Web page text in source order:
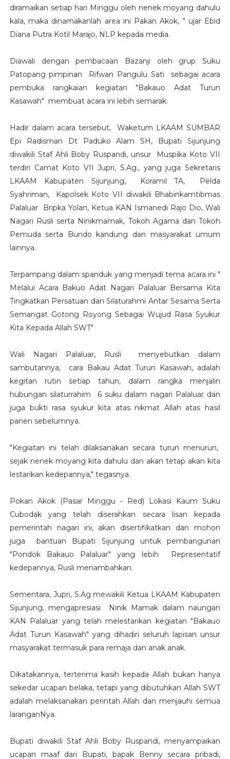
diramaikan setiap hari Minggu oleh nenek moyang dahulu
kala, maka dinamakanlah area ini Pakan Akok, " ujar Ebid
Diana Putra Kotil Marajo, NLP kepada media.
Diawali dengan pembacaan Bazanji oleh grup Suku
Patopang pimpinan Rifwan Pangulu Sati sebagai acara
pembuka rangkaian kegiatan "Bakauo Adat Turun
Kasawah" membuat acara ini lebih semarak.
Hadir dalam acara tersebut, Waketum LKAAM SUMBAR
Epi Radisman Dt Paduko Alam SH, Bupati Sijunjung
diwakili Staf Ahli Boby Ruspandi, unsur Muspika Koto VII
terdiri Camat Koto VII Jupri, S.Ag., yang juga Sekretaris
LKAAM Kabupaten Sijunjung, Koramil TA, Pelda
Syahriman, Kapolsek Koto VII diwakili Bhabinkamtibmas
Palaluar Bripka Yolan, Ketua KAN Ismanedi Rajo Dio, Wali
Nagari Rusli serta Ninikmamak, Tokoh Agama dan Tokoh
Pemuda serta Bundo kandung dan masyarakat umum
lainnya.
Terpampang dalam spanduk yang menjadi tema acara ini "
Melalui Acara Bakuo Adat Nagari Palaluar Bersama Kita
Tingkatkan Persatuan dan Silaturahmi Antar Sesama Serta
Semangat Gotong Royong Sebagai Wujud Rasa Syukur
Kita Kepada Allah SWT"
Wali Nagari Palaluar, Rusli menyebutkan dalam
sambutannya, cara Bakau Adat Turun Kasawah, adalah
kegitan rutin setiap tahun, dalam rangka menjalin
hubungan silaturrahim 6 suku dalam nagari Palaluar dan
juga bukti rasa syukur kita atas nikmat Allah atas hasil
panen sebelumnya.
"Kegiatan ini telah dilaksanakan secara turun menurun,
sejak nenek moyang kita dahulu dan akan tetap akan kita
lestarikan kedepannya," tegasnya.
Pokan Akok (Pasar Minggu - Red) Lokasi Kaum Suku
Cubodak yang telah diserahkan secara lisan kepada
pemerintah nagari ini, akan disertifikatkan dan mohon
juga bantuan Bupati Sijunjung untuk pembangunan
"Pondok Bakauo Palaluar" yang lebih Representatif
kedepannya, Rusli menambahkan.
Sementara, Jupri, S.Ag mewakili Ketua LKAAM Kabupaten
Sijunjung, mengapresiasi Ninik Mamak dalam naungan
KAN Palaluar yang telah melestarikan kegiatan "Bakauo
Adat Turun Kasawah" yang dihadiri seluruh lapisan unsur
masyarakat termasuk para remaja dan anak anak.
Dikatakannya, terterima kasih kepada Allah bukan hanya
sekedar ucapan belaka, tetapi yang dibutuhkan Allah SWT
adalah melaksanakan perintah Allah dan menjauhi semua
laranganNya.
Bupati diwakili Staf Ahli Boby Ruspandi, menyampaikan
ucapan maaf dari Bupati, bapak Benny secara pribadi,